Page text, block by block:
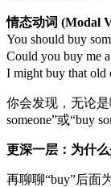
情态动词 (Modal
You should buy
Could you buy me
I might buy that
你会发现，无论是
someone”或“buy
更深一层：为什
再聊聊“buy”后面